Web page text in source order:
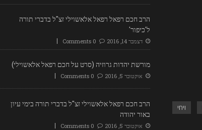
הרב חכם רפאל רפאל אלאשוילי זצ"ל בדברי תורה
ל'כיפור'
דצמבר 14, 2016
מורשת יהדות גרוזיה (סרט על חכם רפאל אלאשוילי)
אוקטובר 5, 2016
הרב חכם רפאל אלאשוילי זצ"ל בדברי תורה בימי עיון
באור יהודה
אוקטובר 5, 2016
ויחי